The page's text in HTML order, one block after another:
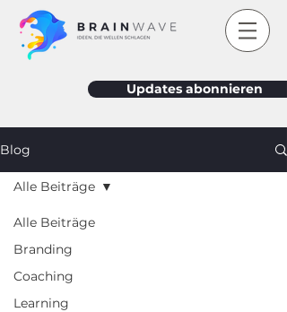
Updates abonnieren
Blog
Alle Beiträge
Branding
Coaching
Learning
Alle Beiträge